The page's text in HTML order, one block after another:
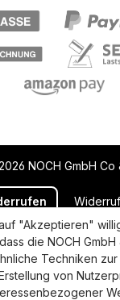
NOCH GmbH Co
Widerruf
Zahlung AGB
"Akzeptieren"
die NOCH GmbH
Techniken
von